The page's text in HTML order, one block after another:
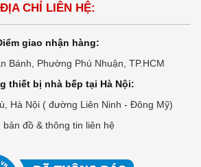
ĐỊA CHỈ LIÊN HỆ:
giao nhận hàng:
Bánh, Phường Phú Nhuận, TP.HCM
thiết bị nhà bếp tại Hà Nội:
Hà Nội ( đường Liên Ninh - Đông Mỹ)
bản đồ & thông tin liên hệ